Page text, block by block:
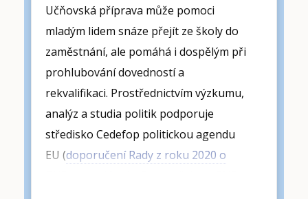
Učitelé a školitelé jsou základní hnací
silou vysoce kvalitního a inkluzivního
vzdělávání a odborné přípravy.
Poskytujeme nové empirické poznatky
oprofesním rozvoji učitelů a školitelů v
oblasti OVPa vytvářímenástroje na
jejich podporu.
Učňovská příprava může pomoci
mladým lidem snáze přejít ze školy do
zaměstnání, ale pomáhá i dospělým při
prohlubování dovedností a
rekvalifikaci. Prostřednictvím výzkumu,
analýz a studia politik podporuje
středisko Cedefop politickou agendu
EU (doporučení Rady z roku 2020 o